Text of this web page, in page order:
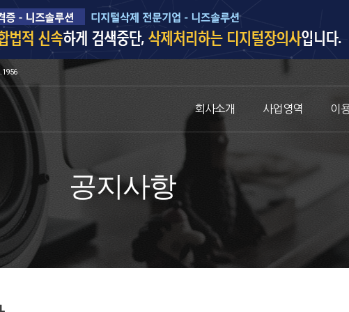
회사소개 사업영역 이
공지사항